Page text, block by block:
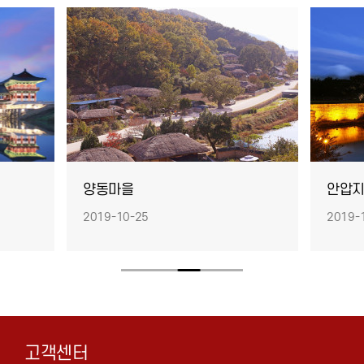
양동마을
2019-10-25
안압지
2019-
고객센터